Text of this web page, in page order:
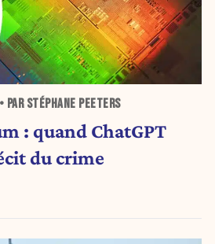
PAR STÉPHANE PEETERS
: quand ChatGPT
du crime